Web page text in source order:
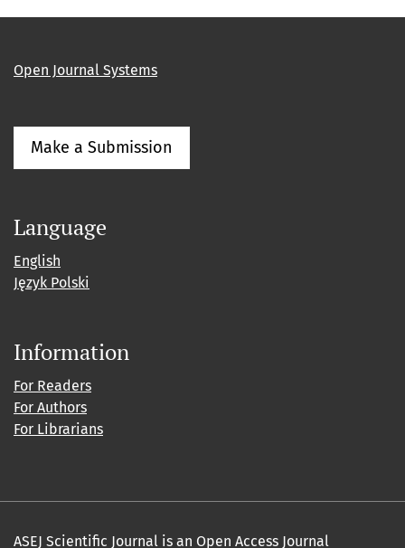
Open Journal Systems
Make a Submission
Language
English
Język Polski
Information
For Readers
For Authors
For Librarians
ASEJ Scientific Journal is an Open Access Journal